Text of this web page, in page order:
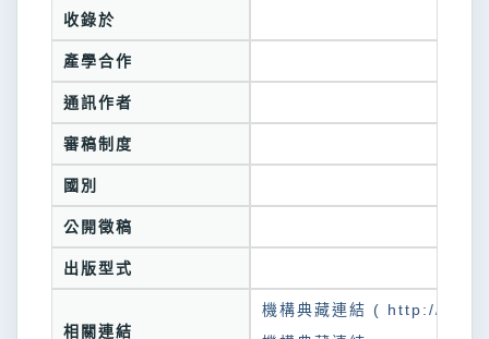
收錄於
產學合作
通訊作者
審稿制度
國別
公開徵稿
出版型式
相關連結
機構典藏連結 ( http://